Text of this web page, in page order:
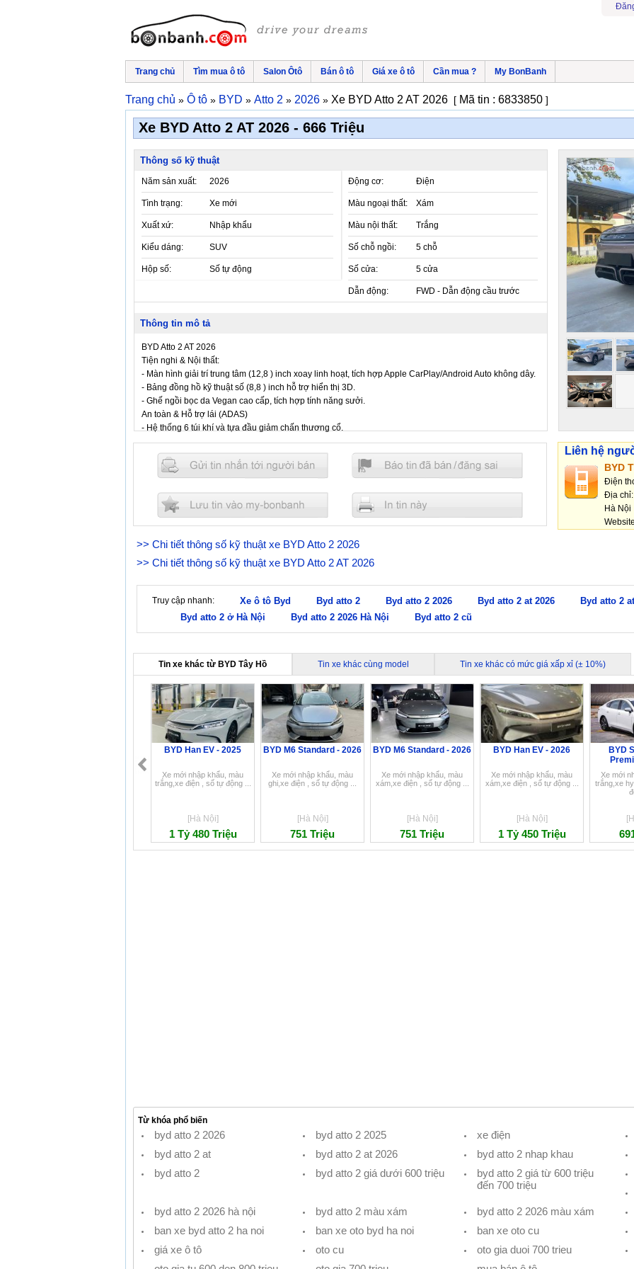
Trang chủ Tìm mua ô tô Salon Ôtô Bán ô tô Giá xe ô tô Cần mua ? My BonBanh
Trang chủ » Ô tô » BYD » Atto 2 » 2026 » Xe BYD Atto 2 AT 2026 [ Mã tin : 6833850 ]
Xe BYD Atto 2 AT 2026 - 666 Triệu
Thông số kỹ thuật
Năm sản xuất: 2026
Tình trạng: Xe mới
Xuất xứ: Nhập khẩu
Kiểu dáng: SUV
Hộp số: Số tự động
Động cơ: Điện
Màu ngoại thất: Xám
Màu nội thất: Trắng
Số chỗ ngồi: 5 chỗ
Số cửa: 5 cửa
Dẫn động: FWD - Dẫn động cầu trước
Thông tin mô tả
BYD Atto 2 AT 2026
Tiện nghi & Nội thất:
- Màn hình giải trí trung tâm (12,8 ) inch xoay linh hoạt, tích hợp Apple CarPlay/Android Auto không dây.
- Bảng đồng hồ kỹ thuật số (8,8 ) inch hỗ trợ hiển thị 3D.
- Ghế ngồi bọc da Vegan cao cấp, tích hợp tính năng sưởi.
An toàn & Hỗ trợ lái (ADAS)
- Hệ thống 6 túi khí và tựa đầu giảm chấn thương cổ.
- Trang bị camera, cảm biến trước/sau (2 radar trước, 4 radar sau).
- Các tính năng chủ động: Kiểm soát hành trình tự động (Cruise Control), hệ thống giữ phanh tự động
và cảnh báo an toàn toàn diện.
Quý khách vui lòng liên hệ BYD Tây Hồ để được tư vấn và nhận giá ưu đãi tốt nhất!
Liên hệ
BYD
Điện
Địa
Hà Nội
>> Chi tiết thông số kỹ thuật xe BYD Atto 2 2026
>> Chi tiết thông số kỹ thuật xe BYD Atto 2 AT 2026
Truy cập nhanh: Xe ô tô Byd Byd atto 2 Byd atto 2 2026 Byd atto 2 at 2026 Byd atto 2 at
Byd atto 2 ở Hà Nội
Byd atto 2 2026 Hà Nội Byd atto 2 cũ
Tin xe khác từ BYD Tây Hồ Tin xe khác cùng model Tin xe khác có mức giá xấp xỉ (± 10%)
BYD Han EV - 2025
Xe mới nhập khẩu, màu
trắng,xe điện , số tự động ...
[Hà Nội]
1 Tỷ 480 Triệu
BYD M6 Standard - 2026
Xe mới nhập khẩu, màu
ghi,xe điện , số tự động ...
[Hà Nội]
751 Triệu
BYD M6 Standard - 2026
Xe mới nhập khẩu, màu
xám,xe điện , số tự động ...
[Hà Nội]
751 Triệu
BYD Han EV - 2026
Xe mới nhập khẩu, màu
xám,xe điện , số tự động ...
[Hà Nội]
1 Tỷ 450 Triệu
BYD
Xe mới
trắng,xe
Từ khóa phổ biến
byd atto 2 2026 byd atto 2 2025 xe điện
byd atto 2 at
byd atto 2 at 2026 byd atto 2 nhap khau
byd atto 2
byd atto 2 giá dưới 600 triệu byd atto 2 giá từ 600 triệu
đến 700 triệu
byd atto 2 2026 hà nội
byd atto 2 màu xám byd atto 2 2026 màu xám
ban xe byd atto 2 ha noi
ban xe oto byd ha noi ban xe oto cu
giá xe ô tô
oto cu oto gia duoi 700 trieu